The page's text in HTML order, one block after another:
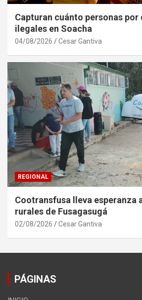
Capturan cuánto personas por
ilegales en Soacha
04/08/2026 Cesar Gantiva
REGIONAL
Cootransfusa lleva esperanza
rurales de Fusagasugá
02/08/2026 Cesar Gantiva
PÁGINAS